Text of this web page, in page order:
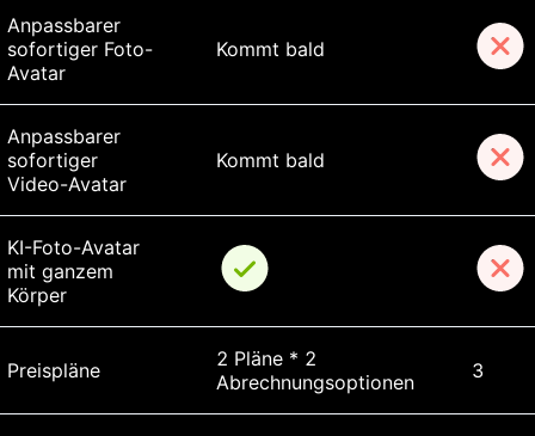
Anpassbarer
sofortiger Foto-
Avatar
Kommt bald
Anpassbarer
sofortiger
Video-Avatar
Kommt bald
KI-Foto-Avatar
mit ganzem
Körper
Preispläne
2 Pläne * 2
Abrechnungsoptionen
3